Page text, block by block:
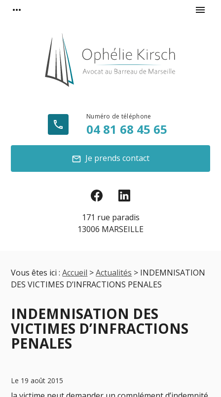
more_horiz menu
171 rue paradis
13006 MARSEILLE
phone 04 81 68 45 65
mail Je prends contact
Vous êtes ici : Accueil >Actualités > INDEMNISATION
DES VICTIMES D’INFRACTIONS PENALES
INDEMNISATION DES
VICTIMES D’INFRACTIONS
PENALES
Le 19 août 2015